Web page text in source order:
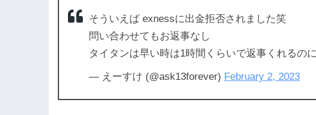
そういえば exnessに出金拒否されました笑
問い合わせてもお返事なし
タイタンは早い時は1時間くらいで返事くれるの
— えーすけ (@ask13forever) February 2, 2023